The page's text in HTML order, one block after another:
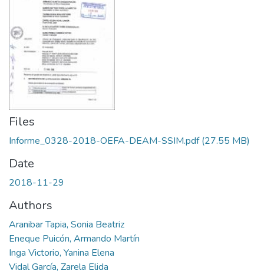
Files
Informe_0328-2018-OEFA-DEAM-SSIM.pdf(27.55 MB)
Date
2018-11-29
Authors
Aranibar Tapia, Sonia Beatriz
Eneque Puicón, Armando Martín
Inga Victorio, Yanina Elena
Vidal García, Zarela Elida